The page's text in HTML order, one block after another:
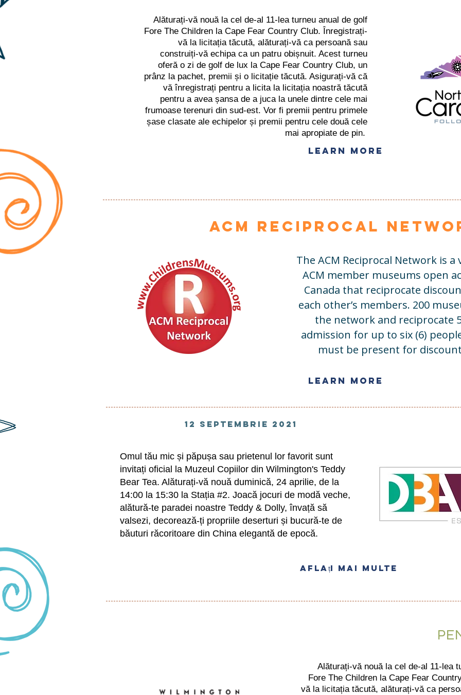
Alăturați-vă nouă la cel de-al 11-lea turneu anual de golf
Fore The Children la Cape Fear Country Club. Înregistrați-
vă la licitația tăcută, alăturați-vă ca persoană sau
construiți-vă echipa ca un patru obișnuit. Acest turneu
oferă o zi de golf de lux la Cape Fear Country Club, un
prânz la pachet, premii și o licitație tăcută. Asigurați-vă că
vă înregistrați pentru a licita la licitația noastră tăcută
pentru a avea șansa de a juca la unele dintre cele mai
frumoase terenuri din sud-est. Vor fi premii pentru primele
șase clasate ale echipelor și premii pentru cele două cele
mai apropiate de pin.
Learn More
ACM Reciprocal
The ACM Reciprocal Network is
ACM member museums open
Canada that reciprocate
each other’s members. 200
the network and reciprocate
admission for up to six (6)
must be present for
Learn More
12 septembrie 2021
Omul tău mic și păpușa sau prietenul lor favorit sunt
invitați oficial la Muzeul Copiilor din Wilmington's Teddy
Bear Tea. Alăturați-vă nouă duminică, 24 aprilie, de la
14:00 la 15:30 la Stația #2. Joacă jocuri de modă veche,
alătură-te paradei noastre Teddy & Dolly, învață să
valsezi, decorează-ți propriile deserturi și bucură-te de
băuturi răcoritoare din China elegantă de epocă.
Aflați mai multe
Alăturați-vă nouă la cel de-al 11-lea
Fore The Children la Cape Fear
vă la licitația tăcută, alăturați-vă ca